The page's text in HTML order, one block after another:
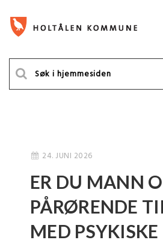
24. JUNI 2026
ER DU MANN
PÅRØRENDE
MED PSYKISKE